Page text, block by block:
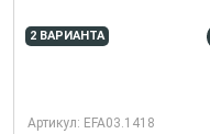
2 ВАРИАНТА
Артикул: EFA03.1418